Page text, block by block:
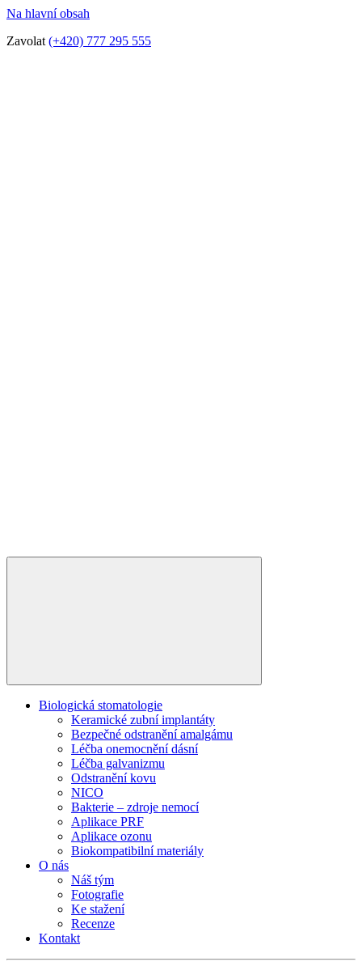
Na hlavní obsah
Zavolat (+420) 777 295 555
Biologická stomatologie
Keramické zubní implantáty
Bezpečné odstranění amalgámu
Léčba onemocnění dásní
Léčba galvanizmu
Odstranění kovu
NICO
Bakterie – zdroje nemocí
Aplikace PRF
Aplikace ozonu
Biokompatibilní materiály
O nás
Náš tým
Fotografie
Ke stažení
Recenze
Kontakt